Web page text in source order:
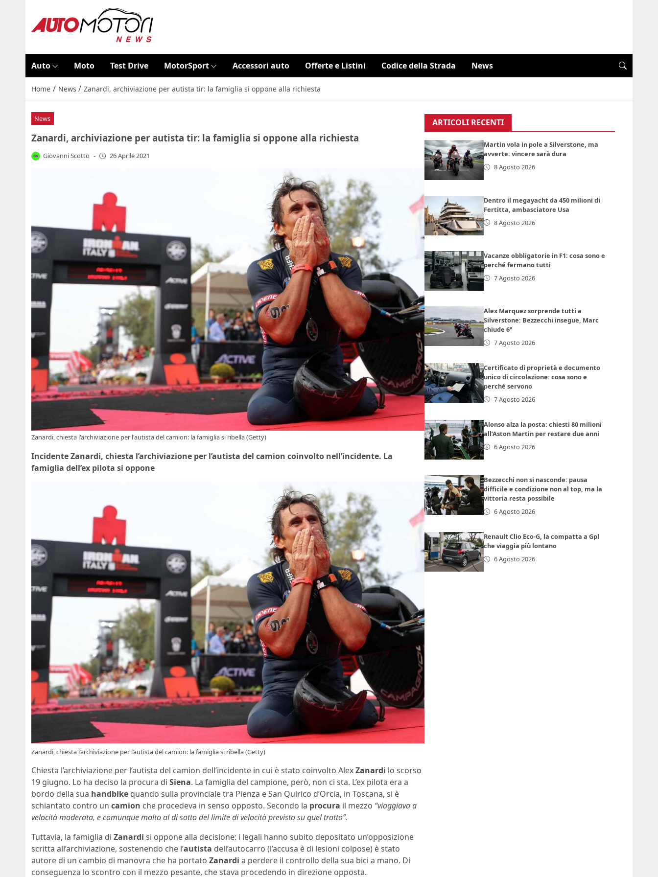
Auto Moto Test Drive MotorSport Accessori auto Offerte e Listini Codice della Strada News
Home / News / Zanardi, archiviazione per autista tir: la famiglia si oppone alla richiesta
News
Zanardi, archiviazione per autista tir: la famiglia si oppone alla richiesta
Giovanni Scotto - 26 Aprile 2021
Zanardi, chiesta l'archiviazione per l'autista del camion: la famiglia si ribella (Getty)
Incidente Zanardi, chiesta l’archiviazione per l’autista del camion coinvolto nell’incidente. La
famiglia dell’ex pilota si oppone
Zanardi, chiesta l’archiviazione per l’autista del camion: la famiglia si ribella (Getty)
Chiesta l’archiviazione per l’autista del camion dell’incidente in cui è stato coinvolto AlexZanardi lo scorso
19 giugno. Lo ha deciso la procura di Siena. La famiglia del campione, però, non ci sta. L’ex pilota era a
bordo della sua handbike quando sulla provinciale tra Pienza e San Quirico d’Orcia, in Toscana, si è
schiantato contro un camion che procedeva in senso opposto. Secondo la procura il mezzo “viaggiava a
velocità moderata, e comunque molto al di sotto del limite di velocità previsto su quel tratto”.
Tuttavia, la famiglia di Zanardi si oppone alla decisione: i legali hanno subito depositato un’opposizione
scritta all’archiviazione, sostenendo che l’autista dell’autocarro (l’accusa è di lesioni colpose) è stato
autore di un cambio di manovra che ha portato Zanardi a perdere il controllo della sua bici a mano. Di
conseguenza lo scontro con il mezzo pesante, che stava procedendo in direzione opposta.
ARTICOLI RECENTI
Martin vola in pole a Silverstone, ma
avverte: vincere sarà dura
8 Agosto 2026
Dentro il megayacht da 450 milioni di
Fertitta, ambasciatore Usa
8 Agosto 2026
Vacanze obbligatorie in F1: cosa sono e
perché fermano tutti
7 Agosto 2026
Alex Marquez sorprende tutti a
Silverstone: Bezzecchi insegue, Marc
chiude 6°
7 Agosto 2026
Certificato di proprietà e documento
unico di circolazione: cosa sono e
perché servono
7 Agosto 2026
Alonso alza la posta: chiesti 80 milioni
all’Aston Martin per restare due anni
6 Agosto 2026
Bezzecchi non si nasconde: pausa
difficile e condizione non al top, ma la
vittoria resta possibile
6 Agosto 2026
Renault Clio Eco-G, la compatta a Gpl
che viaggia più lontano
6 Agosto 2026